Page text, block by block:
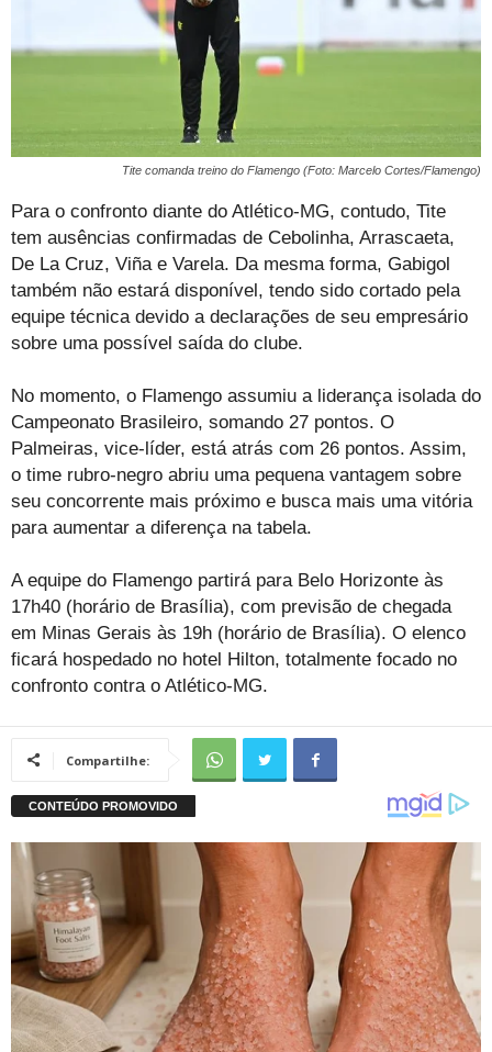
Tite comanda treino do Flamengo (Foto: Marcelo Cortes/Flamengo)
Para o confronto diante do Atlético-MG, contudo, Tite
tem ausências confirmadas de Cebolinha, Arrascaeta,
De La Cruz, Viña e Varela. Da mesma forma, Gabigol
também não estará disponível, tendo sido cortado pela
equipe técnica devido a declarações de seu empresário
sobre uma possível saída do clube.
No momento, o Flamengo assumiu a liderança isolada do
Campeonato Brasileiro, somando 27 pontos. O
Palmeiras, vice-líder, está atrás com 26 pontos. Assim,
o time rubro-negro abriu uma pequena vantagem sobre
seu concorrente mais próximo e busca mais uma vitória
para aumentar a diferença na tabela.
A equipe do Flamengo partirá para Belo Horizonte às
17h40 (horário de Brasília), com previsão de chegada
em Minas Gerais às 19h (horário de Brasília). O elenco
ficará hospedado no hotel Hilton, totalmente focado no
confronto contra o Atlético-MG.
Compartilhe: